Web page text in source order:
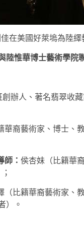
在美國好萊塢為陸
陸惟華博士藝術學院
辦人、著名翡翠收
華裔藝術家、博士、
；
師： 侯杏妹（比籍華
）；
（比籍華裔藝術家、
者）。